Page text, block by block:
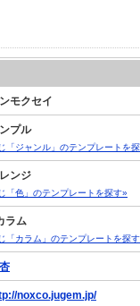
モクセイ
プル
「ジャンル」のテンプレートを
ンジ
「色」のテンプレートを探す»
ラム
「カラム」のテンプレートを探
noxco.jugem.jp/